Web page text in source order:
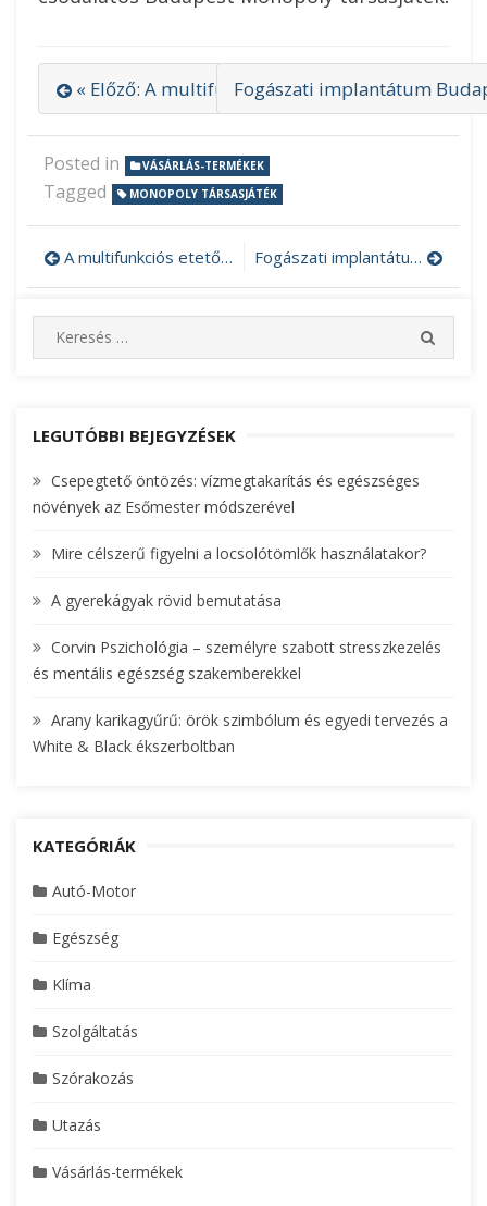
« Előző: A multifunkciós etetőszék megkönnyíti
Fogászati implantátum
Posted in VÁSÁRLÁS-TERMÉKEK
Tagged MONOPOLY TÁRSASJÁTÉK
Bejegyzés
navigáció
A multifunkciós etetőszék megkönnyíti az étkezést Fogászati implantátum Budapest- van megoldás a hiányos fogsorra!
e
c
f
o
:
E
LEGUTÓBBI BEJEGYZÉSEK
Csepegtető öntözés: vízmegtakarítás és egészséges
növények az Esőmester módszerével
Mire célszerű figyelni a locsolótömlők használatakor?
A gyerekágyak rövid bemutatása
Corvin Pszichológia – személyre szabott stresszkezelés
és mentális egészség szakemberekkel
Arany karikagyűrű: örök szimbólum és egyedi tervezés a
White & Black ékszerboltban
KATEGÓRIÁK
Autó-Motor
Egészség
Klíma
Szolgáltatás
Szórakozás
Utazás
Vásárlás-termékek